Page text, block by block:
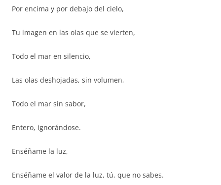
Por encima y por debajo del cielo,
Tu imagen en las olas que se vierten,
Todo el mar en silencio,
Las olas deshojadas, sin volumen,
Todo el mar sin sabor,
Entero, ignorándose.
Enséñame la luz,
Enséñame el valor de la luz, tú, que no sabes.